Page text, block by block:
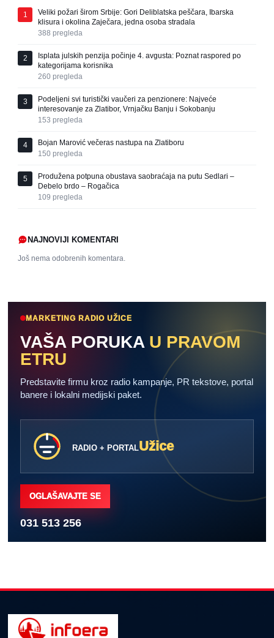
1
Veliki požari širom Srbije: Gori Deliblatska peščara, Ibarska
klisura i okolina Zaječara, jedna osoba stradala
388 pregleda
2
Isplata julskih penzija počinje 4. avgusta: Poznat raspored po
kategorijama korisnika
260 pregleda
3
Podeljeni svi turistički vaučeri za penzionere: Najveće
interesovanje za Zlatibor, Vrnjačku Banju i Sokobanju
153 pregleda
4
Bojan Marović večeras nastupa na Zlatiboru
150 pregleda
5
Produžena potpuna obustava saobraćaja na putu Sedlari –
Debelo brdo – Rogačica
109 pregleda
NAJNOVIJI KOMENTARI
Još nema odobrenih komentara.
MARKETING RADIO UŽICE
VAŠA PORUKA U PRAVOM
ETRU
Predstavite firmu kroz radio kampanje, PR tekstove, portal
banere i lokalni medijski paket.
RADIO + PORTALUžice
OGLAŠAVAJTE SE
031 513 256